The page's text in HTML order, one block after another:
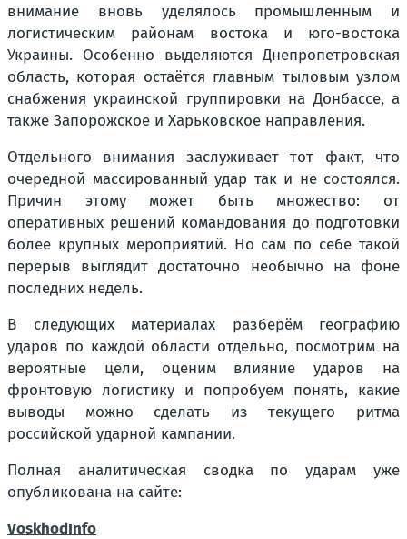
внимание вновь уделялось промышленным и
логистическим районам востока и юго-востока
Украины. Особенно выделяются Днепропетровская
область, которая остаётся главным тыловым узлом
снабжения украинской группировки на Донбассе, а
также Запорожское и Харьковское направления.
Отдельного внимания заслуживает тот факт, что
очередной массированный удар так и не состоялся.
Причин этому может быть множество: от
оперативных решений командования до подготовки
более крупных мероприятий. Но сам по себе такой
перерыв выглядит достаточно необычно на фоне
последних недель.
В следующих материалах разберём географию
ударов по каждой области отдельно, посмотрим на
вероятные цели, оценим влияние ударов на
фронтовую логистику и попробуем понять, какие
выводы можно сделать из текущего ритма
российской ударной кампании.
Полная аналитическая сводка по ударам уже
опубликована на сайте:
VoskhodInfo